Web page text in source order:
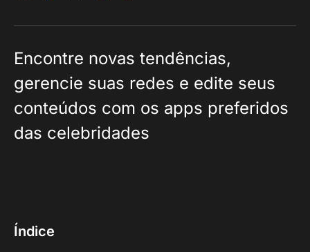
Encontre novas tendências,
gerencie suas redes e edite seus
conteúdos com os apps preferidos
das celebridades
Índice